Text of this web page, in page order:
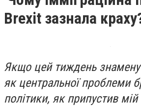
Brexit зазнала
Якщо цей тиждень
як центральної проблеми
політики, як припустив